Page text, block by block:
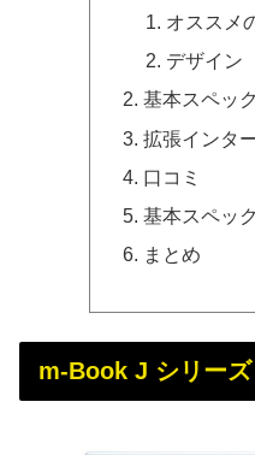
オススメ
デザイン
基本スペック
拡張インタ
口コミ
基本スペッ
まとめ
m-Book J シリー